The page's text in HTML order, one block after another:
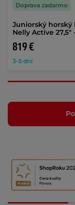
Juniorský horský
Nelly Active 27,5"
819 €
3-5 dní
Doprava zadarmo